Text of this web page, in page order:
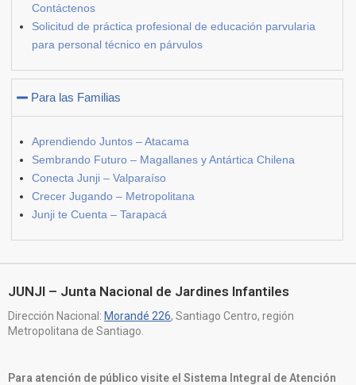
Contáctenos
Solicitud de práctica profesional de educación parvularia
para personal técnico en párvulos
Para las Familias
Aprendiendo Juntos – Atacama
Sembrando Futuro – Magallanes y Antártica Chilena
Conecta Junji – Valparaíso
Crecer Jugando – Metropolitana
Junji te Cuenta – Tarapacá
JUNJI – Junta Nacional de Jardines Infantiles
Dirección Nacional: Morandé 226, Santiago Centro, región
Metropolitana de Santiago.
Para atención de público visite el Sistema Integral de Atención